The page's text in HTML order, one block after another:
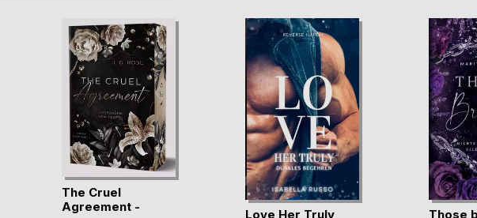
The Cruel
Agreement -
Love Her Truly
Those